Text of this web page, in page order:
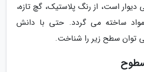
است، از رنگ پلاستیک، گچ تازه،
ساخته می گردد. حتی با دانش
توان سطح زیر را شناخت.